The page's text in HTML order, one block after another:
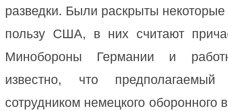
разведки. Были раскрыты
пользу США, в них считают
Минобороны Германии и
известно, что
сотрудником немецкого оборонного